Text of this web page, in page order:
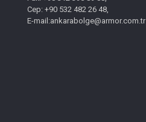
Cep: +90 532 482 26 48,
E-mail:ankarabolge@armor.com.tr